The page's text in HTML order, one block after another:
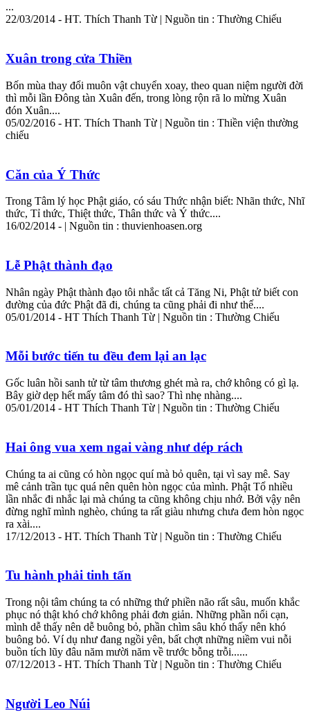
...
22/03/2014 - HT. Thích Thanh Từ | Nguồn tin : Thường Chiếu
Xuân trong cửa Thiền
Bốn mùa thay đổi muôn vật chuyển xoay, theo quan niệm người đời
thì mỗi lần Đông tàn Xuân đến, trong lòng rộn rã lo mừng Xuân
đón Xuân....
05/02/2016 - HT. Thích Thanh Từ | Nguồn tin : Thiền viện thường
chiếu
Căn của Ý Thức
Trong Tâm lý học Phật giáo, có sáu Thức nhận biết: Nhãn thức, Nhĩ
thức, Tỉ thức, Thiệt thức, Thân thức và Ý thức....
16/02/2014 - | Nguồn tin : thuvienhoasen.org
Lễ Phật thành đạo
Nhân ngày Phật thành đạo tôi nhắc tất cả Tăng Ni, Phật tử biết con
đường của đức Phật đã đi, chúng ta cũng phải đi như thế....
05/01/2014 - HT Thích Thanh Từ | Nguồn tin : Thường Chiếu
Mỗi bước tiến tu đều đem lại an lạc
Gốc luân hồi sanh tử từ tâm thương ghét mà ra, chớ không có gì lạ.
Bây giờ dẹp hết mấy tâm đó thì sao? Thì nhẹ nhàng....
05/01/2014 - HT Thích Thanh Từ | Nguồn tin : Thường Chiếu
Hai ông vua xem ngai vàng như dép rách
Chúng ta ai cũng có hòn ngọc quí mà bỏ quên, tại vì say mê. Say
mê cảnh trần tục quá nên quên hòn ngọc của mình. Phật Tổ nhiều
lần nhắc đi nhắc lại mà chúng ta cũng không chịu nhớ. Bởi vậy nên
đừng nghĩ mình nghèo, chúng ta rất giàu nhưng chưa đem hòn ngọc
ra xài....
17/12/2013 - HT. Thích Thanh Từ | Nguồn tin : Thường Chiếu
Tu hành phải tinh tấn
Trong nội tâm chúng ta có những thứ phiền não rất sâu, muốn khắc
phục nó thật khó chớ không phải đơn giản. Những phần nổi cạn,
mình dễ thấy nên dễ buông bỏ, phần chìm sâu khó thấy nên khó
buông bỏ. Ví dụ như đang ngồi yên, bất chợt những niềm vui nỗi
buồn tích lũy đâu năm mười năm về trước bỗng trỗi......
07/12/2013 - HT. Thích Thanh Từ | Nguồn tin : Thường Chiếu
Người Leo Núi